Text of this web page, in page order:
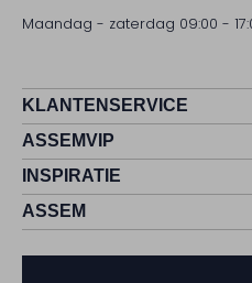
Maandag - zaterdag 09:00 -
KLANTENSERVICE
ASSEMVIP
INSPIRATIE
ASSEM